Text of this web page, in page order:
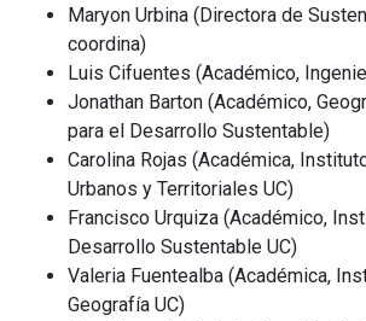
Maryon Urbina (Directora de
coordina)
Luis Cifuentes (Académico,
Jonathan Barton (Académico,
para el Desarrollo Sustentable)
Carolina Rojas (Académica,
Urbanos y Territoriales UC)
Francisco Urquiza (Académico,
Desarrollo Sustentable UC)
Valeria Fuentealba (Académica,
Geografía UC)